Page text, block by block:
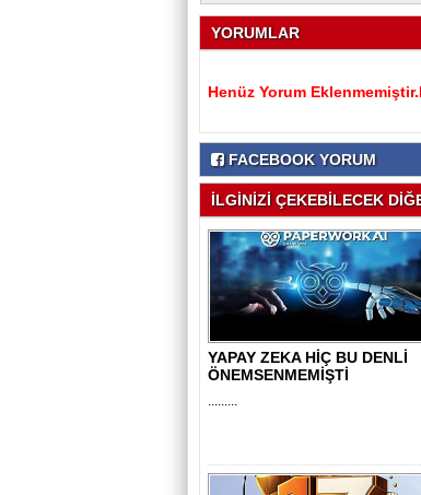
YORUMLAR
Henüz Yorum
FACEBOOK YORUM
İLGİNİZİ ÇEKEBİLECEK
YAPAY ZEKA HİÇ BU DENLİ
ÖNEMSENMEMİŞTİ
.........